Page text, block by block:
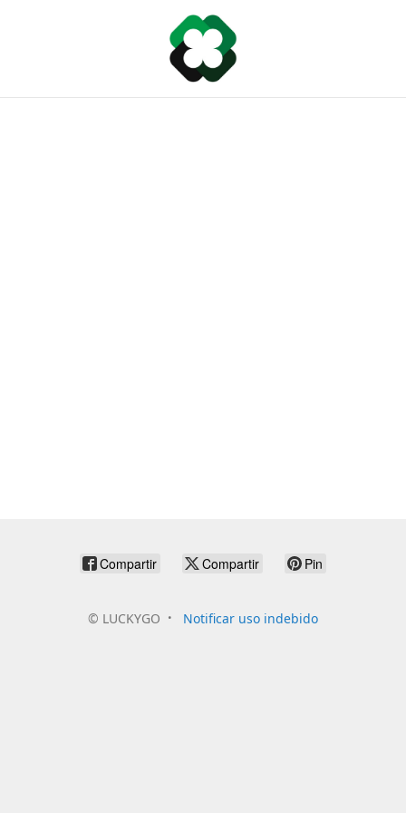
Compartir Compartir Pin
© LUCKYGO Notificar uso indebido